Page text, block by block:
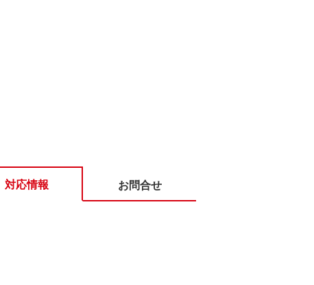
対応情報 お問合せ